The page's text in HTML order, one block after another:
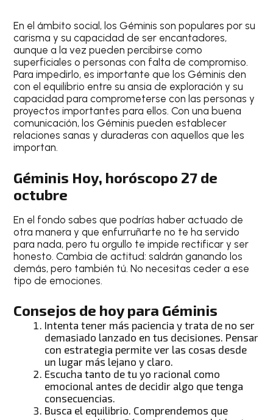
En el ámbito social, losGéminis son populares por su
carisma y su capacidad de ser encantadores,
aunque a la vez pueden percibirse como
superficiales o personas con falta de compromiso.
Para impedirlo, es importante que losGéminis den
con el equilibrio entre su ansia de exploración y su
capacidad para comprometerse con las personas y
proyectos importantes para ellos. Con una buena
comunicación, losGéminis pueden establecer
relaciones sanas y duraderas con aquellos que les
importan.
Géminis Hoy, horóscopo 27 de
octubre
En el fondo sabes que podrías haber actuado de
otra manera y que enfurruñarte no te ha servido
para nada, pero tu orgullo te impide rectificar y ser
honesto. Cambia de actitud: saldrán ganando los
demás, pero también tú. No necesitas ceder a ese
tipo de emociones.
Consejos de hoy para Géminis
Intenta tener más paciencia y trata de no ser
demasiado lanzado en tus decisiones. Pensar
con estrategia permite ver las cosas desde
un lugar más lejano y claro.
Escucha tanto de tu yo racional como
emocional antes de decidir algo que tenga
consecuencias.
Busca el equilibrio. Comprendemos que